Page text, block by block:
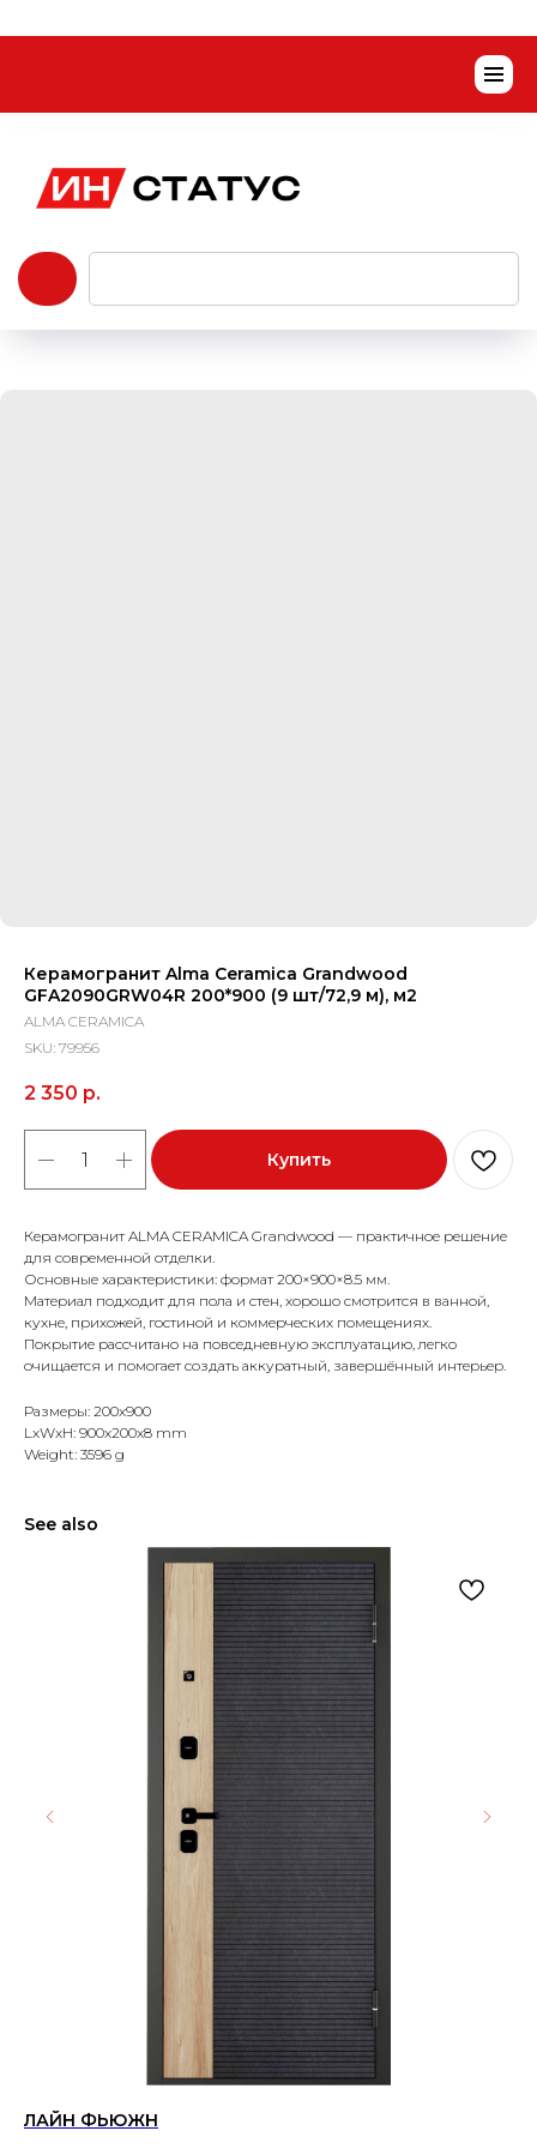
Керамогранит Alma Ceramica Grandwood
GFA2090GRW04R 200*900 (9 шт/72,9 м), м2
ALMA CERAMICA
SKU: 79956
2 350 р.
Купить
Керамогранит ALMA CERAMICA Grandwood — практичное решение
для современной отделки.
Основные характеристики: формат 200×900×8.5 мм.
Материал подходит для пола и стен, хорошо смотрится в ванной,
кухне, прихожей, гостиной и коммерческих помещениях.
Покрытие рассчитано на повседневную эксплуатацию, легко
очищается и помогает создать аккуратный, завершённый интерьер.
Размеры: 200x900
LxWxH: 900x200x8 mm
Weight: 3596 g
See also
ЛАЙН ФЬЮЖН